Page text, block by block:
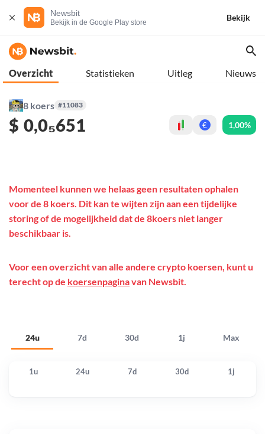
Newsbit
Bekijk in de Google Play store
Bekijk
Overzicht Statistieken Uitleg Nieuws
8 koers #11083
$ 0,0₅651 € 1,00%
24u 7d 30d 1j Max
Momenteel kunnen we helaas geen resultaten ophalen
voor de 8 koers. Dit kan te wijten zijn aan een tijdelijke
storing of de mogelijkheid dat de 8koers niet langer
beschikbaar is.
Voor een overzicht van alle andere crypto koersen, kunt u
terecht op de koersenpaginavan Newsbit.
1u 24u 7d 30d 1j